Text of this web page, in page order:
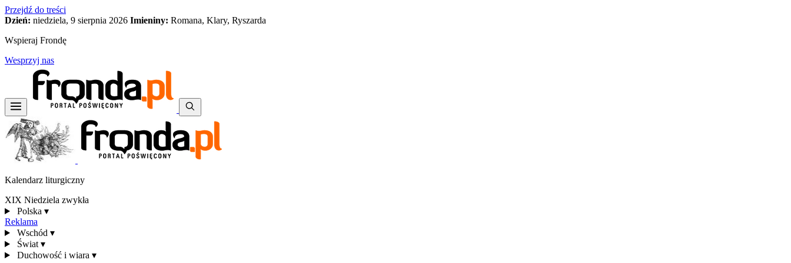
Przejdź do treści
Dzień: niedziela, 9 sierpnia 2026 Imieniny: Romana, Klary, Ryszarda
Wspieraj Frondę
Wesprzyj nas
Kalendarz liturgiczny
XIX Niedziela zwykła
Polska ▾
Reklama
Wschód ▾
Świat ▾
Duchowość i wiara ▾